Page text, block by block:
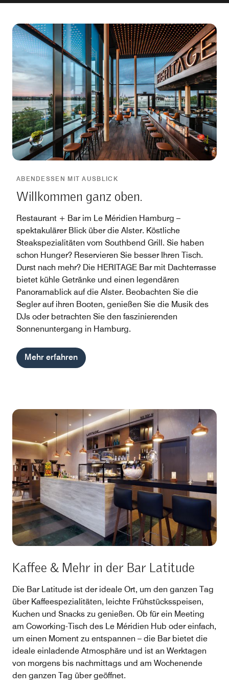
ABENDESSEN MIT AUSBLICK
Willkommen ganz oben.
Restaurant + Bar im Le Méridien Hamburg –
spektakulärer Blick über die Alster. Köstliche
Steakspezialitäten vom Southbend Grill. Sie haben
schon Hunger? Reservieren Sie besser Ihren Tisch.
Durst nach mehr? Die HERITAGE Bar mit Dachterrasse
bietet kühle Getränke und einen legendären
Panoramablick auf die Alster. Beobachten Sie die
Segler auf ihren Booten, genießen Sie die Musik des
DJs oder betrachten Sie den faszinierenden
Sonnenuntergang in Hamburg.
Mehr erfahren
Kaffee & Mehr in der Bar Latitude
Die Bar Latitude ist der ideale Ort, um den ganzen Tag
über Kaffeespezialitäten, leichte Frühstücksspeisen,
Kuchen und Snacks zu genießen. Ob für ein Meeting
am Coworking-Tisch des Le Méridien Hub oder einfach,
um einen Moment zu entspannen – die Bar bietet die
ideale einladende Atmosphäre und ist an Werktagen
von morgens bis nachmittags und am Wochenende
den ganzen Tag über geöffnet.